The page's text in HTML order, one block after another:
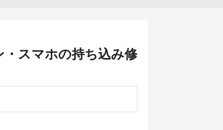
・スマホの持ち込み修